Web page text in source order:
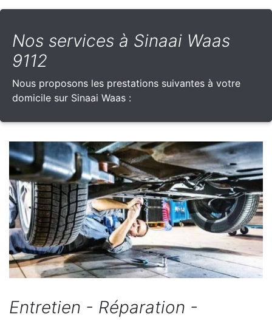
Nos services à Sinaai Waas
9112
Nous proposons les prestations suivantes à votre
domicile sur Sinaai Waas :
Entretien - Réparation -